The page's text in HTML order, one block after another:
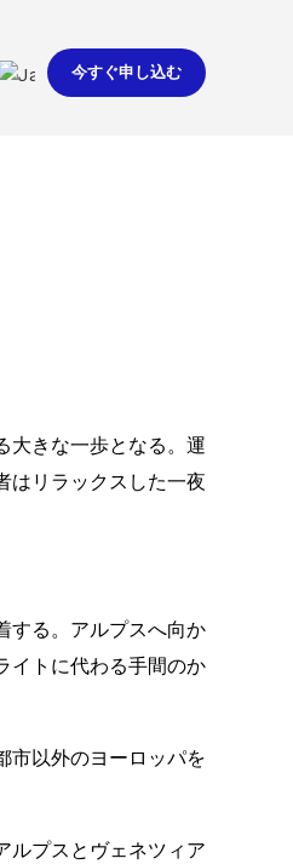
今すぐ申し込む
大きな一歩となる。運
はリラックスした一夜
する。アルプスへ向か
イトに代わる手間のか
市以外のヨーロッパを
ルプスとヴェネツィア